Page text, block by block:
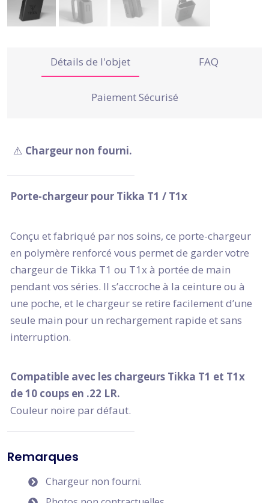
Détails de l'objet FAQ
Paiement Sécurisé
⚠️ Chargeur non fourni.
Porte-chargeur pour Tikka T1 / T1x
Conçu et fabriqué par nos soins, ce porte-chargeur
en polymère renforcé vous permet de garder votre
chargeur de Tikka T1 ou T1x à portée de main
pendant vos séries. Il s’accroche à la ceinture ou à
une poche, et le chargeur se retire facilement d’une
seule main pour un rechargement rapide et sans
interruption.
Compatible avec les chargeurs Tikka T1 et T1x
de 10 coups en .22 LR.
Couleur noire par défaut.
Remarques
Chargeur non fourni.